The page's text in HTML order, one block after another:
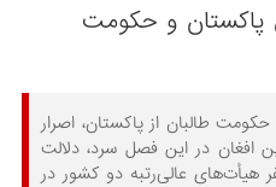
پاکستان و حکومت
طالبان از پاکستان، اصرار
افغان در این فصل سرد، دلالت
هیأت‌های عالی‌رتبه دو کشور در